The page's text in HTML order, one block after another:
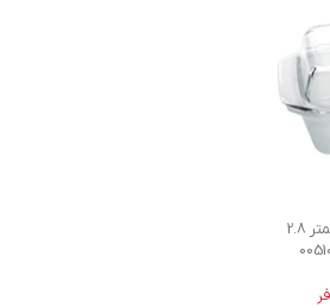
مرغ خوری شیشه ای 34 سانتیمتر 2.8